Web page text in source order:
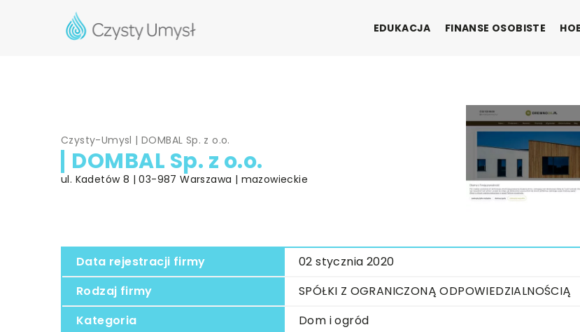
EDUKACJA FINANSE OSOBISTE
Czysty-Umysl |DOMBAL Sp. z o.o.
DOMBAL Sp. z o.o.
ul. Kadetów 8 | 03-987 Warszawa | mazowieckie
Data rejestracji firmy
02 stycznia 2020
Rodzaj firmy
SPÓŁKI Z OGRANICZONĄ ODPOWIEDZIALNOŚCIĄ
Kategoria
Dom i ogród